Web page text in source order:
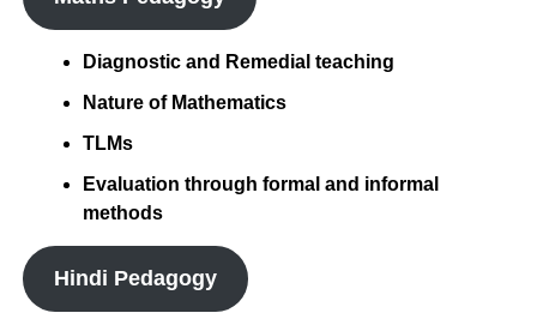
Diagnostic and Remedial teaching
Nature of Mathematics
TLMs
Evaluation through formal and informal
methods
Hindi Pedagogy